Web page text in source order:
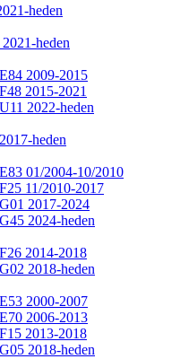
heden
heden
2009-2015
2015-2021
2022-heden
heden
01/2004-10/2010
11/2010-2017
2017-2024
2024-heden
2014-2018
2018-heden
2000-2007
2006-2013
2013-2018
2018-heden